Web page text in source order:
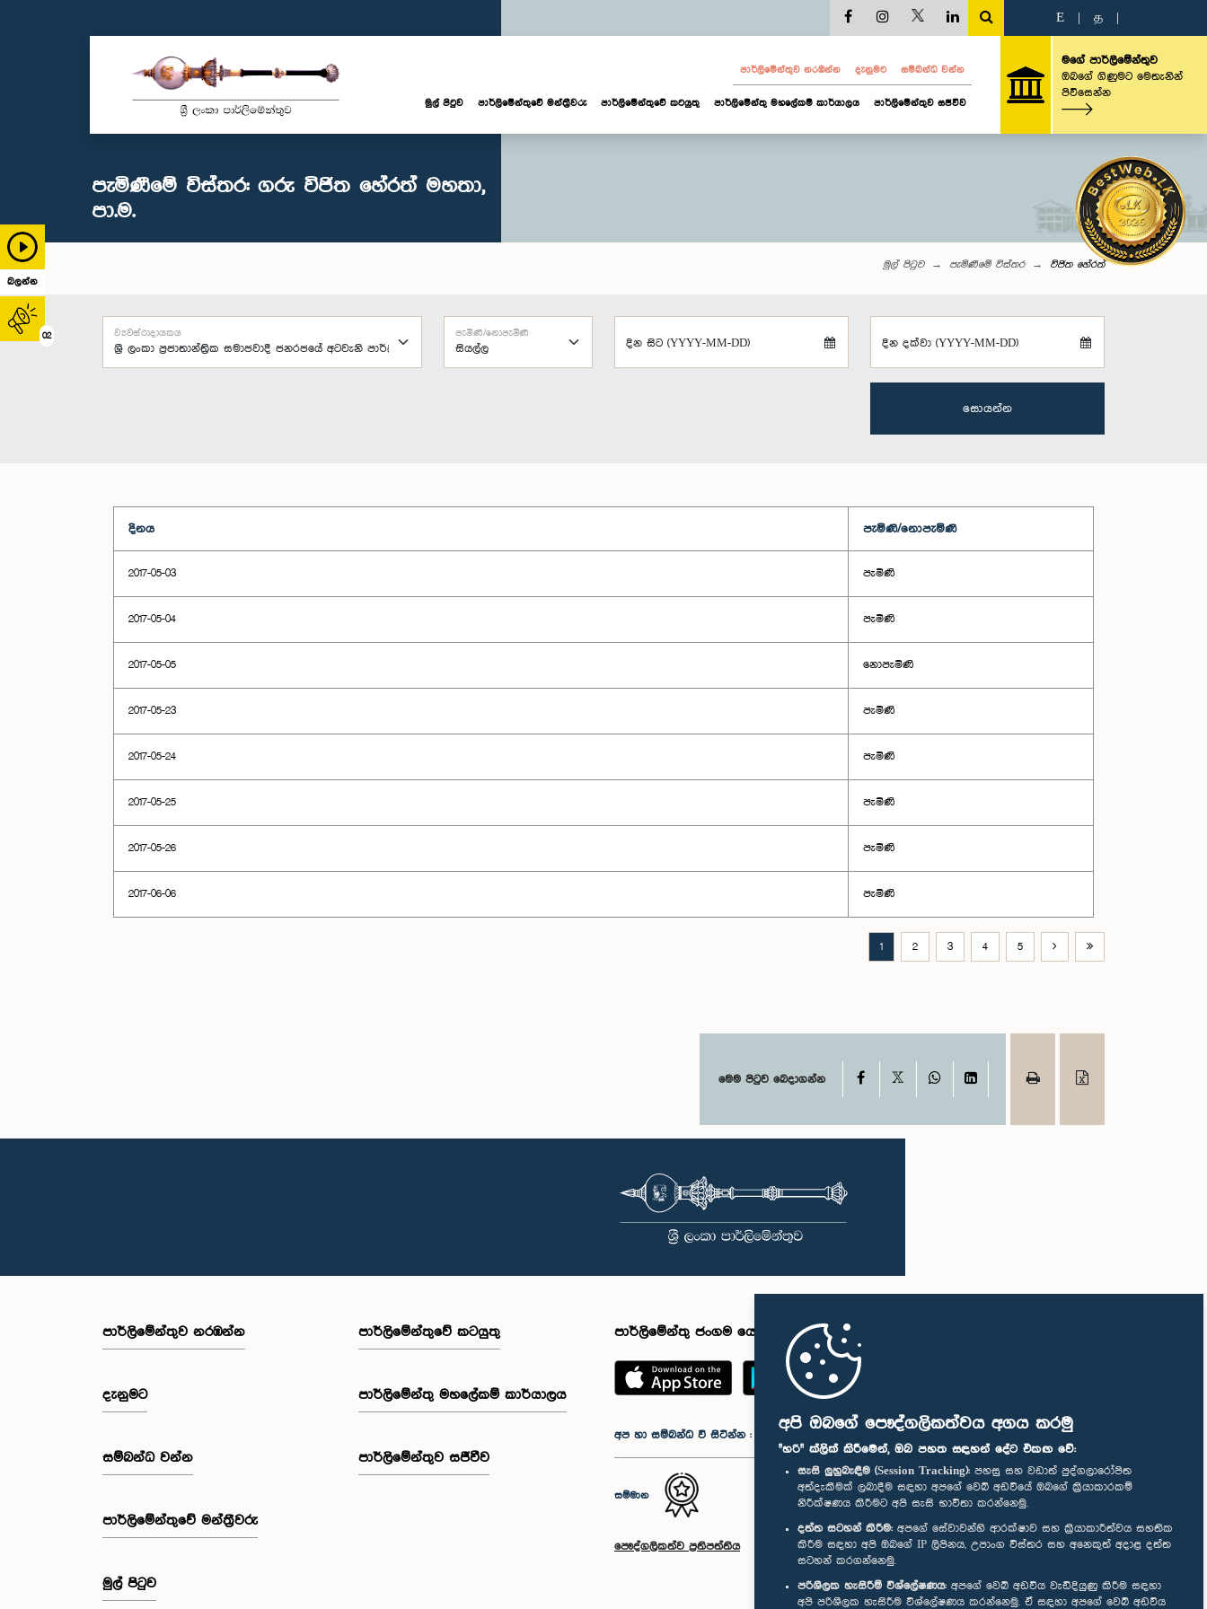
අපි ඔබගේ පෞද්ගලිකත්වය අගය කරමු
"හරි" ක්ලික් කිරීමෙන්, ඔබ පහත සඳහන් දේට එකඟ වේ:
සැසි ලුහුබැඳීම (Session Tracking): පහසු සහ වඩාත් පුද්ගලාරෝපිත
අත්දැකීමක් ලබාදීම සඳහා අපගේ වෙබ් අඩවියේ ඔබගේ ක්‍රියාකාරකම්
නිරීක්ෂණය කිරීමට අපි සැසි භාවිතා කරන්නෙමු.
දත්ත සටහන් කිරීම: අපගේ සේවාවන්හි ආරක්ෂාව සහ ක්‍රියාකාරීත්වය සහතික
කිරීම සඳහා අපි ඔබගේ IP ලිපිනය, උපාංග විස්තර සහ අනෙකුත් අදාළ දත්ත
සටහන් කරගන්නෙමු.
පරිශීලක හැසිරීම් විශ්ලේෂණය: අපගේ වෙබ් අඩවිය වැඩිදියුණු කිරීම සඳහා
අපි පරිශීලක හැසිරීම විශ්ලේෂණය කරන්නෙමු. ඒ සඳහා අපගේ වෙබ් අඩවිය
බලන්න
02
E த
පාර්ලි‌මේන්තුව නරඹන්න දැනුමට සම්බන්ධ වන්න
මුල් පිටුව පාර්ලි‌මේන්තුවේ මන්ත්‍රීවරු පාර්ලිමේන්තුවේ කටයුතු පාර්ලිමේන්තු මහලේකම් කාර්යාලය පාර්ලිමේන්තුව සජීවීව
මගේ පාර්ලිමේන්තුව
ඔබගේ ගිණුමට මෙතැනින්
පිවිසෙන්න
පැමිණීමේ විස්තර: ගරු විජිත හේරත් මහතා,
පා.ම.
මුල් පිටුව පැමිණීමේ විස්තර විජිත හේරත්
ව්‍යවස්ථාදායකය පැමිණි/නොපැමිණි
දින සිට (YYYY-MM-DD) දින දක්වා (YYYY-MM-DD)
සොයන්න
දිනය පැමිණි/නොපැමිණි
2017-05-03 පැමිණි
2017-05-04 පැමිණි
2017-05-05 නොපැමිණි
2017-05-23 පැමිණි
2017-05-24 පැමිණි
2017-05-25 පැමිණි
2017-05-26 පැමිණි
2017-06-06 පැමිණි
1 2 3 4 5
මෙම පිටුව බෙදාගන්න Facebook WhatsAppLinkedIn
පාර්ලි‌මේන්තුව නරඹන්න
දැනුමට
සම්බන්ධ වන්න
පාර්ලි‌මේන්තුවේ මන්ත්‍රීවරු
මුල් පිටුව
පාර්ලිමේන්තුවේ කටයුතු
පාර්ලිමේන්තු මහලේකම් කාර්යාලය
පාර්ලිමේන්තුව සජීවීව
පාර්ලිමේන්තු ජංගම යෙදුම
අප හා සම්බන්ධ වී සිටින්න :
සම්මාන
පෞද්ගලිකත්ව ප්‍රතිපත්තිය